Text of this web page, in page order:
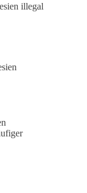
illegal